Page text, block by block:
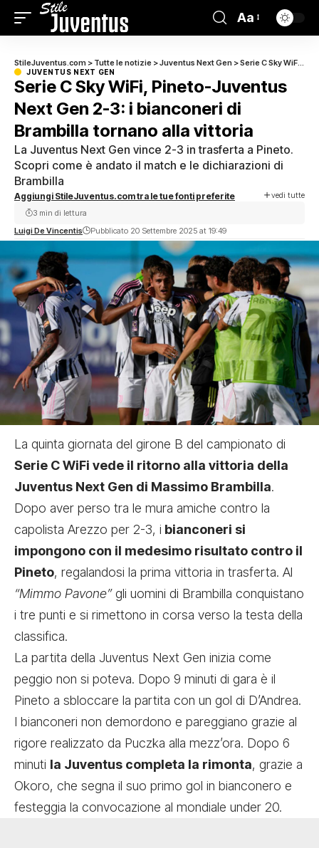
Aa
StileJuventus.com > Tutte le notizie >Juventus Next Gen >Serie C Sky WiFi, Pineto-Juventus Next Gen 2-3: i bianconeri di Brambilla tornano alla vittoria
JUVENTUS NEXT GEN
Serie C Sky WiFi, Pineto-Juventus
Next Gen 2-3: i bianconeri di
Brambilla tornano alla vittoria
La Juventus Next Gen vince 2-3 in trasferta a Pineto.
Scopri come è andato il match e le dichiarazioni di
Brambilla
Aggiungi StileJuventus.com tra le tue fonti preferite vedi tutte
Luigi De Vincentis Pubblicato 20 Settembre 2025 at 19:49
3 min di lettura
La quinta giornata del girone B del campionato di
Serie C WiFi vede il ritorno alla vittoria della
Juventus Next Gen di Massimo Brambilla.
Dopo aver perso tra le mura amiche contro la
capolista Arezzo per 2-3, i bianconeri si
impongono con il medesimo risultato contro il
Pineto, regalandosi la prima vittoria in trasferta. Al
“Mimmo Pavone”gli uomini di Brambilla conquistano
i tre punti e si rimettono in corsa verso la testa della
classifica.
La partita della Juventus Next Gen inizia come
peggio non si poteva. Dopo 9 minuti di gara è il
Pineto a sbloccare la partita con un gol di D’Andrea.
I bianconeri non demordono e pareggiano grazie al
rigore realizzato da Puczka alla mezz’ora. Dopo 6
minuti la Juventus completa la rimonta, grazie a
Okoro, che segna il suo primo gol in bianconero e
festeggia la convocazione al mondiale under 20.